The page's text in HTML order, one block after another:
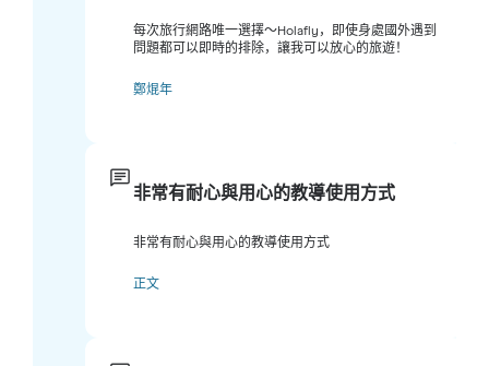
每次旅行網路唯一選擇～Holafly，即使身處國外遇到
問題都可以即時的排除，讓我可以放心的旅遊！
鄭焜年
非常有耐心與用心的教導使用方式
非常有耐心與用心的教導使用方式
正文